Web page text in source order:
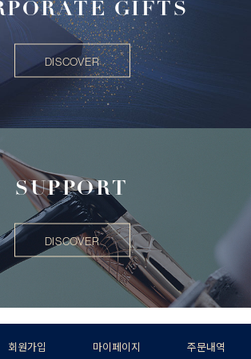
GIFTS
DISCOVER
SUPPORT
DISCOVER
회원가입 마이페이지 주문내역